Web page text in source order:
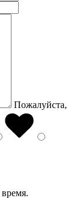
Пожалуйста,